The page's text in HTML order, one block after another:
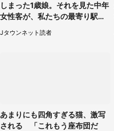
しまった1歳娘。それを見た中年
女性客が、私たちの最寄り駅ま
でずっと（埼玉県・30代女性）
Jタウンネット読者
あまりにも四角すぎる猫、激写
される 「これもう座布団だ